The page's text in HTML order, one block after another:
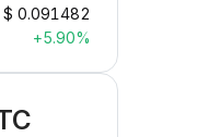
$ 0.091482
+5.90%